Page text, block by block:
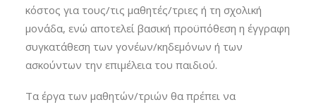
κόστος για τους/τις μαθητές/τριες ή τη σχολική
μονάδα, ενώ αποτελεί βασική προϋπόθεση η έγγραφη
συγκατάθεση των γονέων/κηδεμόνων ή των
ασκούντων την επιμέλεια του παιδιού.
Τα έργα των μαθητών/τριών θα πρέπει να